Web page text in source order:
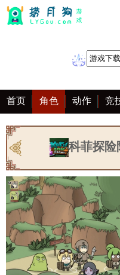
首页 角色 动作 竞
冒险 棋牌 赛车 音
科菲探